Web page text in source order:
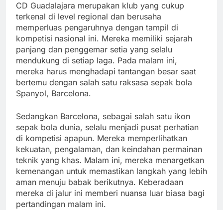
CD Guadalajara merupakan klub yang cukup
terkenal di level regional dan berusaha
memperluas pengaruhnya dengan tampil di
kompetisi nasional ini. Mereka memiliki sejarah
panjang dan penggemar setia yang selalu
mendukung di setiap laga. Pada malam ini,
mereka harus menghadapi tantangan besar saat
bertemu dengan salah satu raksasa sepak bola
Spanyol, Barcelona.
Sedangkan Barcelona, sebagai salah satu ikon
sepak bola dunia, selalu menjadi pusat perhatian
di kompetisi apapun. Mereka memperlihatkan
kekuatan, pengalaman, dan keindahan permainan
teknik yang khas. Malam ini, mereka menargetkan
kemenangan untuk memastikan langkah yang lebih
aman menuju babak berikutnya. Keberadaan
mereka di jalur ini memberi nuansa luar biasa bagi
pertandingan malam ini.